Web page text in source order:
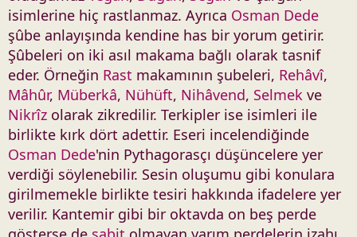
isimlerine hiç rastlanmaz. Ayrıca Osman Dede
şûbe anlayışında kendine has bir yorum getirir.
Şûbeleri on iki asıl makama bağlı olarak tasnif
eder. Örneğin Rast makamının şubeleri, Rehâvî,
Mâhûr, Müberkâ, Nühüft, Nihâvend, Selmek ve
Nikrîz olarak zikredilir. Terkipler ise isimleri ile
birlikte kırk dört adettir. Eseri incelendiğinde
Osman Dede'nin Pythagorasçı düşüncelere yer
verdiği söylenebilir. Sesin oluşumu gibi konulara
girilmemekle birlikte tesiri hakkında ifadelere yer
verilir. Kantemir gibi bir oktavda on beş perde